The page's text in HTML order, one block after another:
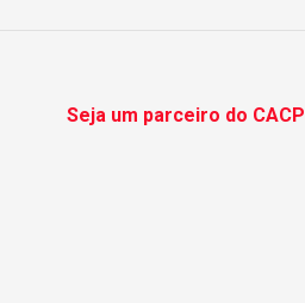
Seja um parceiro do CACP